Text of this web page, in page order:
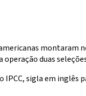
americanas
duas
IPCC, sigla em